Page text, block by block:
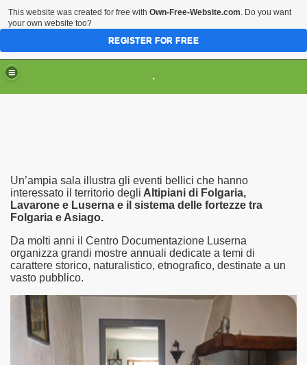
HOME
CIVILTA'
EVENTI & MANIFESTAZIONI
.
Un’ampia sala illustra gli eventi bellici che hanno
interessato il territorio degli Altipiani di Folgaria,
Lavarone e Luserna e il sistema delle fortezze tra
Folgaria e Asiago.
Da molti anni il Centro Documentazione Luserna
organizza grandi mostre annuali dedicate a temi di
carattere storico, naturalistico, etnografico, destinate a un
vasto pubblico.
This website was created for free with Own-Free-Website.com. Do you want
your own website too?
REGISTER FOR FREE